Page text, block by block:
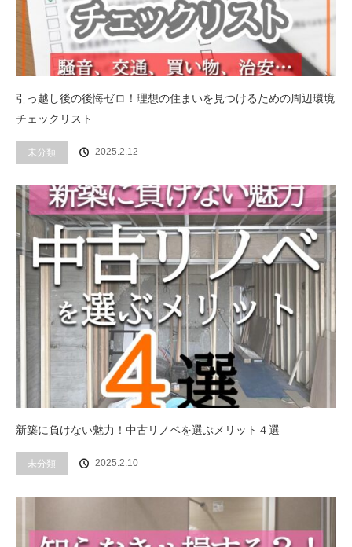
引っ越し後の後悔ゼロ！理想の住まいを見つけるための周辺環境
チェックリスト
未分類 2025.2.12
新築に負けない魅力！中古リノベを選ぶメリット４選
未分類 2025.2.10